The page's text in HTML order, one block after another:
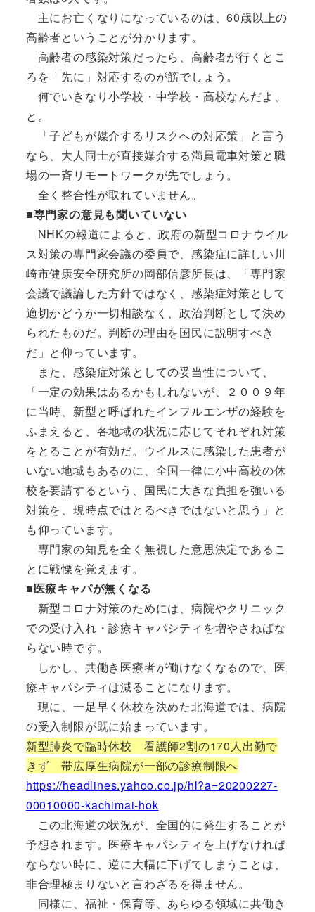
主にお亡くなりになっているのは、60歳以上の
高齢者ということが分かります。
高齢者の感染対策だったら、高齢者が行くとこ
ろを「先に」対応するのが筋でしょう。
何でいきなり小学校・中学校・高校なんだよ、
と。
「子どもが媒介するリスクへの対応策」と言う
なら、大人同士が直接媒介する満員電車対策と職
場の一斉リモートワークが先でしょう。
全く整合性が取れていません。
■専門家の意見も聞いていない
NHKの報道によると、政府の新型コロナウイル
ス対策の専門家会議の委員で、感染症に詳しい川
崎市健康安全研究所の岡部信彦所長は、「専門家
会議で議論した方針ではなく、感染症対策として
適切かどうか一切相談なく、政治判断として決め
られたものだ。判断の理由を国民に説明すべき
だ」と仰っています。
また、感染症対策としての妥当性について、
「一定の効果はあるかもしれないが、２００９年
に当時、新型と呼ばれたインフルエンザの経験を
ふまえると、各地域の状況に応じてそれぞれ対策
をとることが有効だ。ウイルスに感染した患者が
いない地域もあるのに、全国一律に小中高校の休
校を要請するという、国民に大きな負担を強いる
対策を、現時点ではとるべきではないと思う」と
も仰っています。
専門家の知見を全く無視した意思決定であるこ
とに戦慄を覚えます。
■医療キャパが無くなる
新型コロナ対策のためには、病院やクリニック
での受け入れ・診療キャパシティを増やさねばな
らない時です。
しかし、共働き医療者が働けなくなるので、医
療キャパシティは減ることになります。
現に、一足早く休校を決めた北海道では、病院
の受入制限が既に始まっています。
新型肺炎で臨時休校 看護師2割の170人出勤で
きず 帯広厚生病院が一部の診療制限へ
https://headlines.yahoo.co.jp/hl?a=20200227-
00010000-kachimai-hok
この北海道の状況が、全国的に発生することが
予想されます。医療キャパシティを上げなければ
ならない時に、逆に大幅に下げてしまうことは、
非合理極まりないと言わざるを得ません。
同様に、福祉・保育等、あらゆる領域に共働き